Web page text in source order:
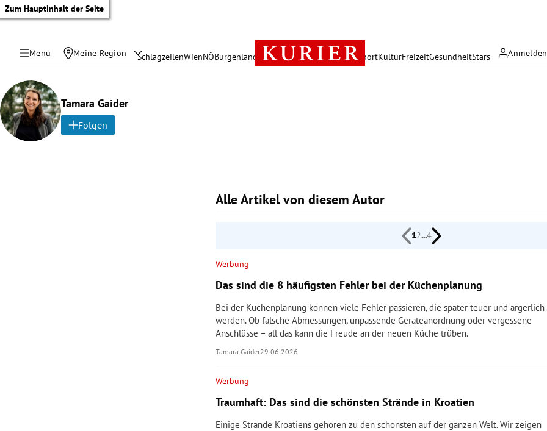
Zum Hauptinhalt der Seite
Menü Meine Region Anmelden
SchlagzeilenWienNÖBurgenland Österreich PolitikWirtschaft SportKulturFreizeitGesundheitStars
Tamara Gaider
Folgen
Alle Artikel von diesem Autor
12...4
Werbung
Das sind die 8 häufigsten Fehler bei der Küchenplanung
Bei der Küchenplanung können viele Fehler passieren, die später teuer und ärgerlich
werden. Ob falsche Abmessungen, unpassende Geräteanordnung oder vergessene
Anschlüsse – all das kann die Freude an der neuen Küche trüben.
Tamara Gaider29.06.2026
Werbung
Traumhaft: Das sind die schönsten Strände in Kroatien
Einige Strände Kroatiens gehören zu den schönsten auf der ganzen Welt. Wir zeigen